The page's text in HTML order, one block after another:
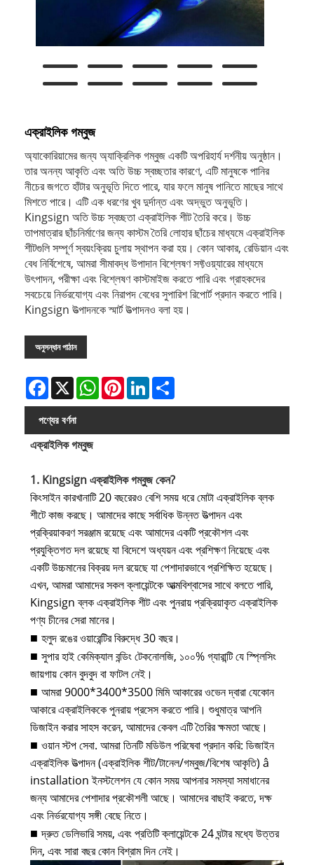
এক্রাইলিক গম্বুজ
অ্যাকোরিয়ামের জন্য অ্যাক্রিলিক গম্বুজ একটি অপরিহার্য দর্শনীয় অনুষ্ঠান।
তার অনন্য আকৃতি এবং অতি উচ্চ স্বচ্ছতার কারণে, এটি মানুষকে পানির
নীচের জগতে হাঁটার অনুভূতি দিতে পারে, যার ফলে মানুষ পানিতে মাছের সাথে
মিশতে পারে। এটি এক ধরণের খুব দুর্দান্ত এবং অদ্ভুত অনুভূতি।
Kingsign অতি উচ্চ স্বচ্ছতা এক্রাইলিক শীট তৈরি করে। উচ্চ
তাপমাত্রার ছাঁচনির্মাণের জন্য কাস্টম তৈরি লোহার ছাঁচের মাধ্যমে এক্রাইলিক
শীটগুলি সম্পূর্ণ স্বয়ংক্রিয় চুলায় স্থাপন করা হয়। কোন আকার, রেডিয়ান এবং
বেধ নির্বিশেষে, আমরা সীমাবদ্ধ উপাদান বিশ্লেষণ সফ্টওয়্যারের মাধ্যমে
উৎপাদন, পরীক্ষা এবং বিশ্লেষণ কাস্টমাইজ করতে পারি এবং গ্রাহকদের
সবচেয়ে নির্ভরযোগ্য এবং নিরাপদ বেধের সুপারিশ রিপোর্ট প্রদান করতে পারি।
Kingsign উত্পাদনকে স্মার্ট উত্পাদনও বলা হয়।
অনুসন্ধান পাঠান
Facebook
X WhatsAppPinterestLinkedIn
পণ্যের বর্ণনা
এক্রাইলিক গম্বুজ
1. Kingsign এক্রাইলিক গম্বুজ কেন?
কিংসাইন কারখানাটি 20 বছরেরও বেশি সময় ধরে মোটা এক্রাইলিক ব্লক
শীটে কাজ করছে। আমাদের কাছে সর্বাধিক উন্নত উত্পাদন এবং
প্রক্রিয়াকরণ সরঞ্জাম রয়েছে এবং আমাদের একটি প্রকৌশল এবং
প্রযুক্তিগত দল রয়েছে যা বিদেশে অধ্যয়ন এবং প্রশিক্ষণ নিয়েছে এবং
একটি উচ্চমানের বিক্রয় দল রয়েছে যা পেশাদারভাবে প্রশিক্ষিত হয়েছে।
এখন, আমরা আমাদের সকল ক্লায়েন্টকে আত্মবিশ্বাসের সাথে বলতে পারি,
Kingsign ব্লক এক্রাইলিক শীট এবং পুনরায় প্রক্রিয়াকৃত এক্রাইলিক
পণ্য চীনের সেরা মানের।
■ হলুদ রঙের ওয়ারেন্টির বিরুদ্ধে 30 বছর।
■ সুপার হাই কেমিক্যাল বন্ডিং টেকনোলজি, ১০০% গ্যারান্টি যে স্প্লিসিং
জায়গায় কোন বুদবুদ বা ফাটল নেই।
■ আমরা 9000*3400*3500 মিমি আকারের ওভেন দ্বারা যেকোন
আকারে এক্রাইলিককে পুনরায় প্রসেস করতে পারি। শুধুমাত্র আপনি
ডিজাইন করার সাহস করেন, আমাদের কেবল এটি তৈরির ক্ষমতা আছে।
■ ওয়ান স্টপ সেবা. আমরা তিনটি মডিউল পরিষেবা প্রদান করি: ডিজাইন
এক্রাইলিক উত্পাদন (এক্রাইলিক শীট/টানেল/গম্বুজ/বিশেষ আকৃতি) â
installation ইনস্টলেশন যে কোন সময় আপনার সমস্যা সমাধানের
জন্য আমাদের পেশাদার প্রকৌশলী আছে। আমাদের বাছাই করতে, দক্ষ
এবং নির্ভরযোগ্য সঙ্গী বেছে নিতে।
■ দ্রুত ডেলিভারি সময়, এবং প্রতিটি ক্লায়েন্টকে 24 ঘন্টার মধ্যে উত্তর
দিন, এবং সারা বছর কোন বিশ্রাম দিন নেই।